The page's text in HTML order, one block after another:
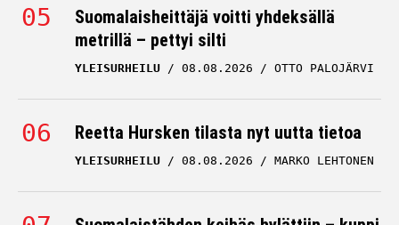
Suomalaisheittäjä voitti yhdeksällä
metrillä – pettyi silti
YLEISURHEILU 08.08.2026 OTTO PALOJÄRVI
Reetta Hursken tilasta nyt uutta tietoa
YLEISURHEILU 08.08.2026 MARKO LEHTONEN